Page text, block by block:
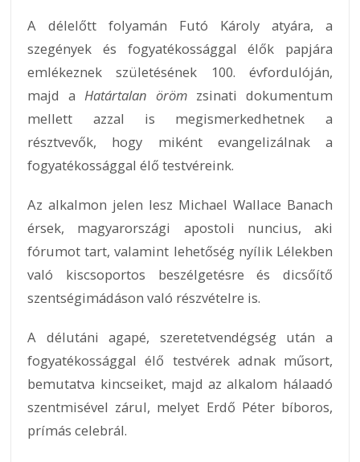
A délelőtt folyamán Futó Károly atyára, a
szegények és fogyatékossággal élők papjára
emlékeznek születésének 100. évfordulóján,
majd aHatártalan örömzsinati dokumentum
mellett azzal is megismerkedhetnek a
résztvevők, hogy miként evangelizálnak a
fogyatékossággal élő testvéreink.
Az alkalmon jelen lesz Michael Wallace Banach
érsek, magyarországi apostoli nuncius, aki
fórumot tart, valamint lehetőség nyílik Lélekben
való kiscsoportos beszélgetésre és dicsőítő
szentségimádáson való részvételre is.
A délutáni agapé, szeretetvendégség után a
fogyatékossággal élő testvérek adnak műsort,
bemutatva kincseiket, majd az alkalom hálaadó
szentmisével zárul, melyet Erdő Péter bíboros,
prímás celebrál.